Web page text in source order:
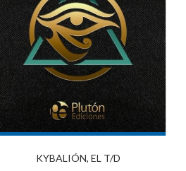
KYBALIÓN, EL T/D